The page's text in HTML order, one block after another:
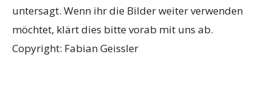
untersagt. Wenn ihr die Bilder weiter verwenden
möchtet, klärt dies bitte vorab mit uns ab.
Copyright: Fabian Geissler